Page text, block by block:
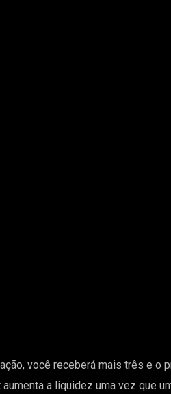
você receberá mais três e
a liquidez uma vez que